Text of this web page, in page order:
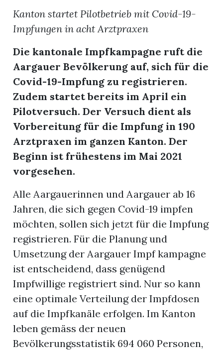
Paper
App
Kanton startet Pilotbetrieb mit Covid-19-
Impfungen in acht Arztpraxen
Die kantonale Impfkampagne ruft die
Aargauer Bevölkerung auf, sich für die
Covid-19-Impfung zu registrieren.
Zudem startet bereits im April ein
Pilotversuch. Der Versuch dient als
Vorbereitung für die Impfung in 190
Arztpraxen im ganzen Kanton. Der
Beginn ist frühestens im Mai 2021
vorgesehen.
Alle Aargauerinnen und Aargauer ab 16
Jahren, die sich gegen Covid-19 impfen
möchten, sollen sich jetzt für die Impfung
registrieren. Für die Planung und
Umsetzung der Aargauer Impf kampagne
ist entscheidend, dass genügend
Impfwillige registriert sind. Nur so kann
eine optimale Verteilung der Impfdosen
auf die Impfkanäle erfolgen. Im Kanton
leben gemäss der neuen
Bevölkerungsstatistik 694 060 Personen,